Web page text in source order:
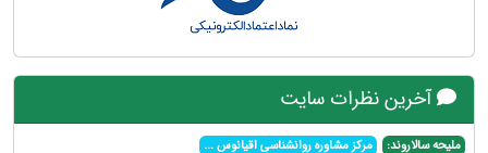
آخرین نظرات سایت
ملیحه سالاروند: مرکز مشاوره روانشناسی اقیانوس...